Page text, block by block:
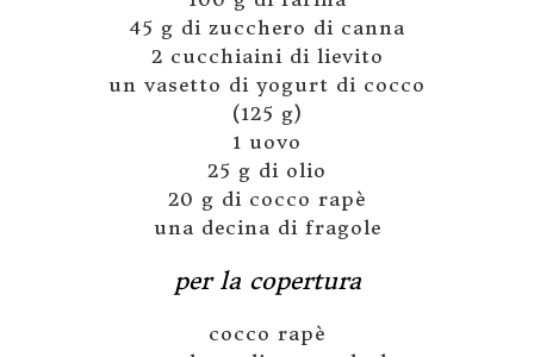
45 g di zucchero di canna
2 cucchiaini di lievito
un vasetto di yogurt di cocco
(125 g)
1 uovo
25 g di olio
20 g di cocco rapè
una decina di fragole
per la copertura
cocco rapè